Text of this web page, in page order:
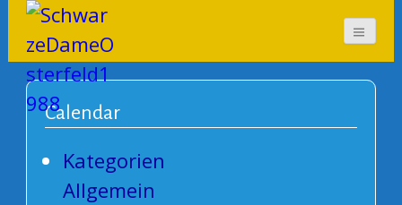
SchwarzeDameOsterf
eld1988
Calendar
Kategorien
Allgemein